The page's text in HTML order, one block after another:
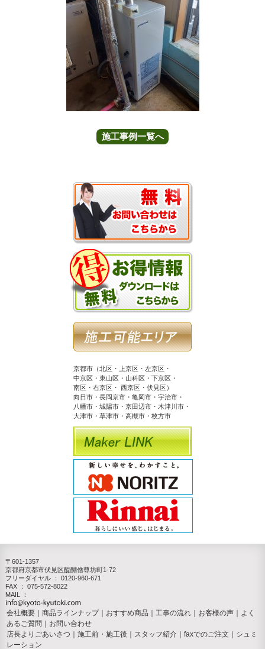
施工事例一覧へ
京都市（北区・上京区・左京区・
中京区・東山区・山科区・下京区・
南区・右京区・ 西京区・伏見区）
向日市・長岡京市・亀岡市・宇治市・
八幡市・城陽市・京田辺市・木津川市・
大津市・草津市・高槻市・枚方市
〒601-1357
京都府京都市伏見区醍醐僧尊坊町1-72
フリーダイヤル ： 0120-960-671
FAX ： 075-572-8022
MAIL ：
会社概要 ｜商品ラインナップ｜ おすすめ商品 ｜工事の流れ ｜ お客様の声 ｜ よく
あるご質問 ｜ お問い合わせ
店長よりごあいさつ ｜施工前・施工後 ｜ スタッフ紹介 ｜faxでのご注文 ｜ シュミ
レーション